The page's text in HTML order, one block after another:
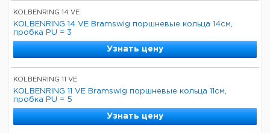
KOLBENRING 14 VE
KOLBENRING 14 VE Bramswig поршневые кольца 14см,
пробка PU = 3
Узнать цену
KOLBENRING 11 VE
KOLBENRING 11 VE Bramswig поршневые кольца 11см,
пробка PU = 5
Узнать цену